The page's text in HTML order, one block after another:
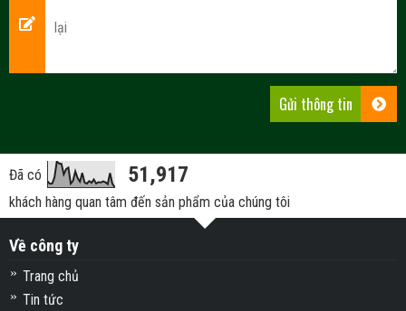
Đã có 51,917
khách hàng quan tâm đến sản phẩm của chúng tôi
Về công ty
Trang chủ
Tin tức